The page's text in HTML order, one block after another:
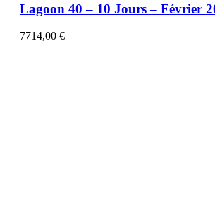
Lagoon 40 – 10 Jours – Février
7714,00 €